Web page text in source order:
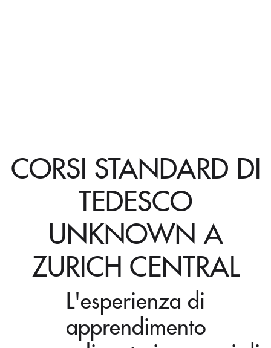
CORSI STANDARD DI
TEDESCO
UNKNOWN A
ZURICH CENTRAL
L'esperienza di
apprendimento